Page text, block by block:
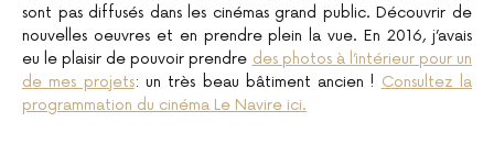
sont pas diffusés dans les cinémas grand public. Découvrir de
nouvelles oeuvres et en prendre plein la vue. En 2016, j’avais
eu le plaisir de pouvoir prendre des photos à l’intérieur pour un
de mes projets: un très beau bâtiment ancien ! Consultez la
programmation du cinéma Le Navire ici.